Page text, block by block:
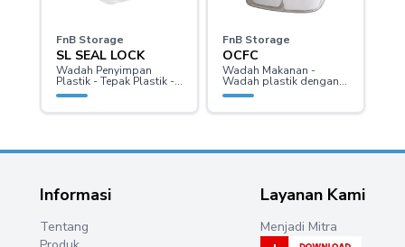
FnB Storage
SL SEAL LOCK
Wadah Penyimpan
Plastik - Tepak Plastik -
Kotak Plastik
FnB Storage
OCFC
Wadah Makanan -
Wadah plastik dengan
sekat - Tempat Snack
Informasi
Tentang
Layanan Kami
Menjadi Mitra